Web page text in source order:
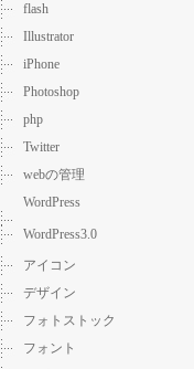
flash
Illustrator
iPhone
Photoshop
php
Twitter
webの管理
WordPress
WordPress3.0
アイコン
デザイン
フォトストック
フォント